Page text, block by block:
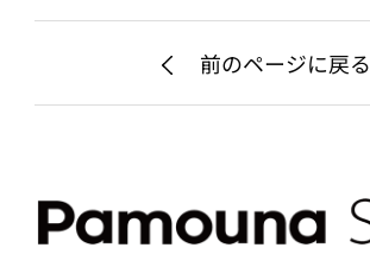
前のページに戻る